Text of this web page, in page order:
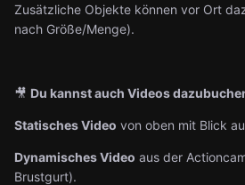
Zusätzliche Objekte können vor Ort
nach Größe/Menge).
🎥 Du kannst auch Videos
Statisches Video von oben mit Blick
Dynamisches Video aus der
Brustgurt).